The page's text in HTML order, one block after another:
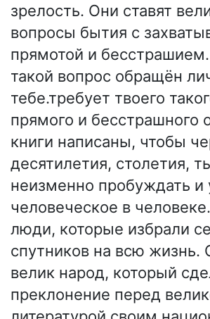
зрелость. Они ставят
вопросы бытия с
прямотой и
такой вопрос обращён
тебе.требует твоего
прямого и бесстрашного
книги написаны, чтобы
десятилетия, столетия,
неизменно пробуждать и
человеческое в
люди, которые избрали
спутников на всю жизнь.
велик народ, который
преклонение перед